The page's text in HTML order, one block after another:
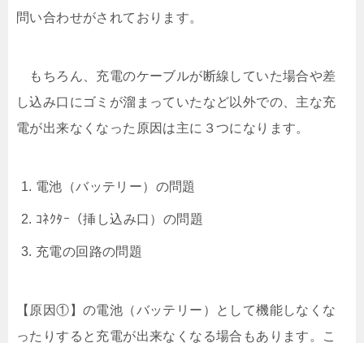
問い合わせがされております。
もちろん、充電のケーブルが断線していた場合や差
し込み口にゴミが溜まっていたなど以外での、主な充
電が出来なくなった原因は主に３つになります。
電池（バッテリー）の問題
ｺﾈｸﾀｰ（挿し込み口）の問題
充電の回路の問題
【原因①】の電池（バッテリー）として機能しなくな
ったりすると充電が出来なくなる場合もあります。こ